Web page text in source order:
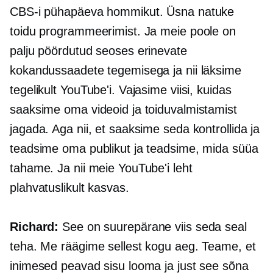
CBS-i pühapäeva hommikut. Üsna natuke
toidu programmeerimist. Ja meie poole on
palju pöördutud seoses erinevate
kokandussaadete tegemisega ja nii läksime
tegelikult YouTube'i. Vajasime viisi, kuidas
saaksime oma videoid ja toiduvalmistamist
jagada. Aga nii, et saaksime seda kontrollida ja
teadsime oma publikut ja teadsime, mida süüa
tahame. Ja nii meie YouTube'i leht
plahvatuslikult kasvas.
Richard: See on suurepärane viis seda seal
teha. Me räägime sellest kogu aeg. Teame, et
inimesed peavad sisu looma ja just see sõna